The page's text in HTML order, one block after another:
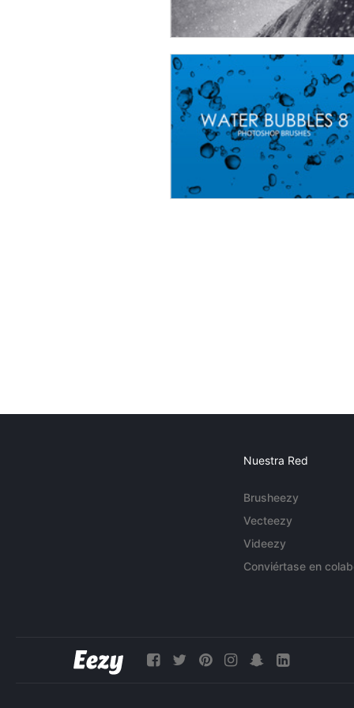
Nuestra Red
Brusheezy
Vecteezy
Videezy
Conviértase en